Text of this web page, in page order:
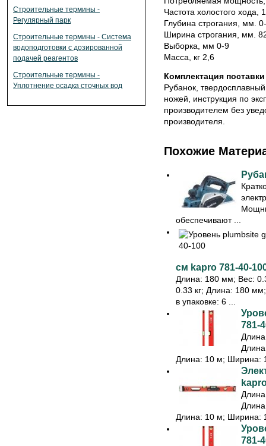
Строительные термины -
Регулярный парк
Строительные термины - Система
водоподготовки с дозированной
подачей реагентов
Строительные термины -
Уплотнение осадка сточных вод
Частота холостого хода,
Глубина строгания, мм.
Ширина строгания, мм.
Выборка, мм 0-9
Масса, кг 2,6
Комплектация
Рубанок,
ножей, инструкция по
производителем без
производителя.
Похожие
обеспечивают ...
см kapro 781-40-
Длина: 180 мм; Вес:
0.33 кг; Длина: 180
в упаковке: 6 ...
781-
Длина: 10 м; Ширина:
Длина: 10 м; Ширина:
781-